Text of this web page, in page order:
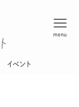
menu
イベント